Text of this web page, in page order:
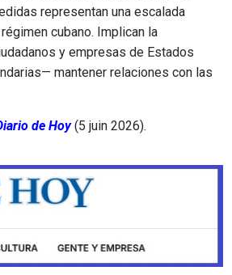
representan una escalada
cubano. Implican la
y empresas de Estados
mantener relaciones con las
de Hoy (5 juin 2026).